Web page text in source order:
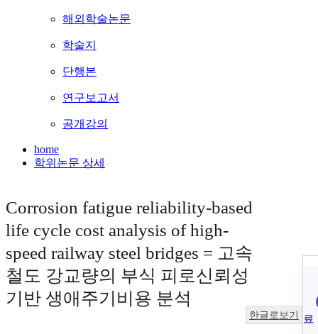
해외학술논문
학술지
단행본
연구보고서
공개강의
home
학위논문 상세
Corrosion fatigue reliability-based
life cycle cost analysis of high-
speed railway steel bridges = 고속
철도 강교량의 부식 피로신뢰성
기반 생애주기비용 분석
한글로보기 료